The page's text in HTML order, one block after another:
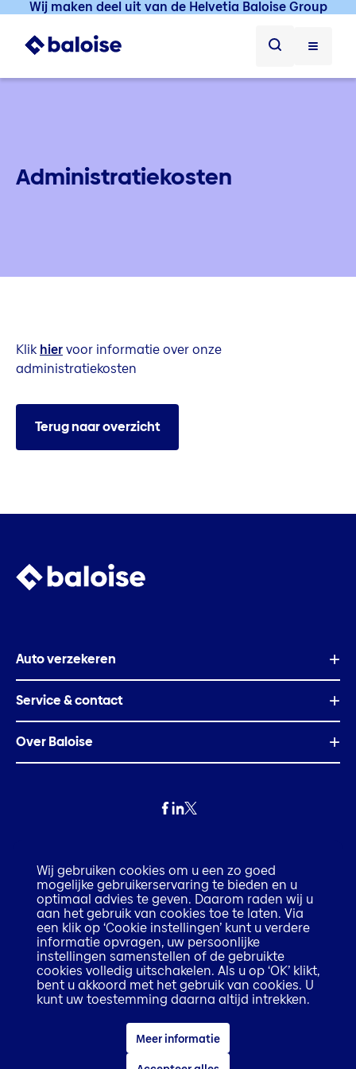
Wij gebruiken cookies om u een zo goed
mogelijke gebruikerservaring te bieden en u
optimaal advies te geven. Daarom raden wij u
aan het gebruik van cookies toe te laten. Via
een klik op ‘Cookie instellingen’ kunt u verdere
informatie opvragen, uw persoonlijke
instellingen samenstellen of de gebruikte
cookies volledig uitschakelen. Als u op ‘OK’ klikt,
bent u akkoord met het gebruik van cookies. U
kunt uw toestemming daarna altijd intrekken.
Meer informatie
Wij maken deel uit van de Helvetia Baloise Group
Administratiekosten
Klik hiervoor informatie over onze
administratiekosten
Terug naar overzicht
Auto verzekeren
Service & contact
Over Baloise
Fraude
Disclaimer
Execution only disclaimer
Toegankelijkheidsverklaring